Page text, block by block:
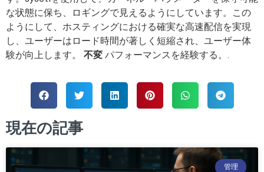
な状態に保ち、ロギングで見えるようにしています。この
ようにして、ホスティングにおける確実な高速配信を実現
し、ユーザーはロード時間が著しく短縮され、ユーザー体
験が向上します。 不変 パフォーマンスを経験する。.
現在の記事
管理